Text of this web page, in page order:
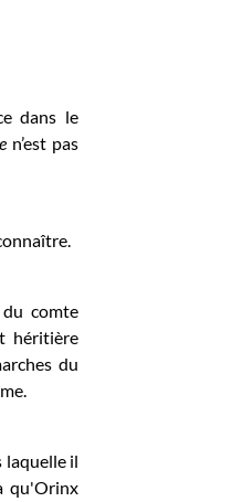
dans le
n’est pas
comte
héritière
du
laquelle il
qu'Orinx